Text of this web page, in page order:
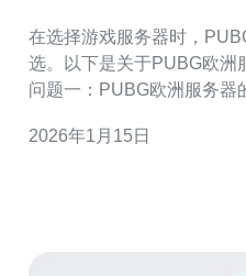
在选择游戏服务器时，
选。以下是关于PUBG欧洲
问题一：PUBG欧洲服务器
说，玩家可以通过游戏内的
2026年1月15日